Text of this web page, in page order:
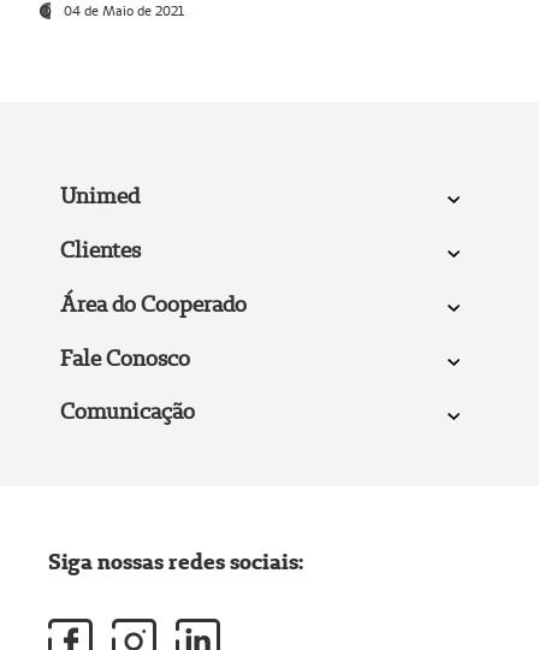
04 de Maio de 2021
Unimed
Clientes
Área do Cooperado
Fale Conosco
Comunicação
Siga nossas redes sociais: